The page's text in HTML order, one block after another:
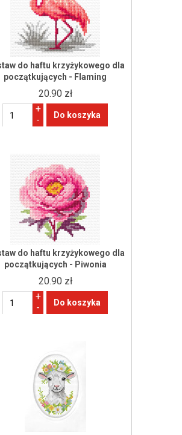
do haftu krzyżykowego dla
początkujących - Flaming
20.90 zł
+
-
do haftu krzyżykowego dla
początkujących - Piwonia
20.90 zł
+
-